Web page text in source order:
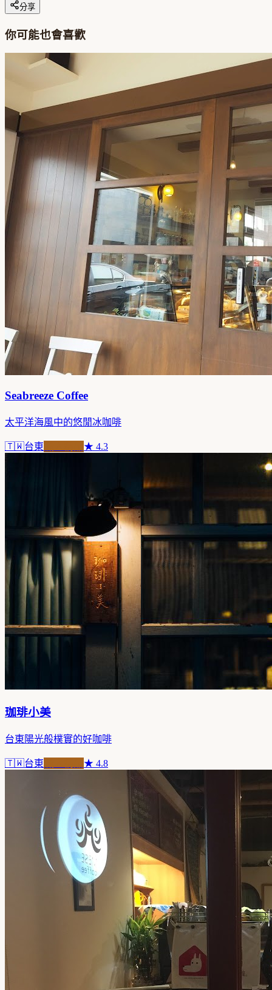
分享
你可能也會喜歡
Seabreeze Coffee
太平洋海風中的悠閒冰咖啡
🇹🇼台東 ★ 4.3
珈琲小美
台東陽光般樸實的好咖啡
🇹🇼台東 ★ 4.8